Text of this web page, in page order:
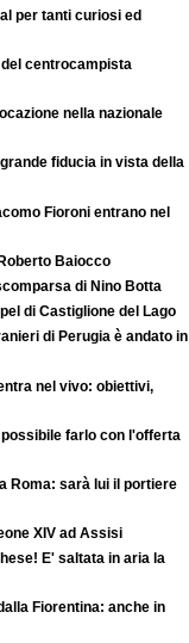
per tanti curiosi ed
centrocampista
nella nazionale
fiducia in vista della
Fioroni entrano nel
Baiocco
di Nino Botta
di Castiglione del Lago
di Perugia è andato in
nel vivo: obiettivi,
farlo con l'offerta
Roma: sarà lui il portiere
XIV ad Assisi
E' saltata in aria la
Fiorentina: anche in